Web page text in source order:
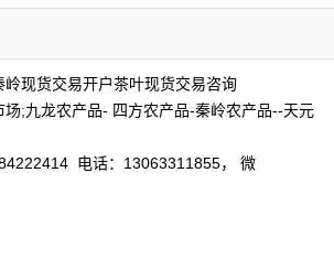
现货交易开户茶叶现货交易咨询
;九龙农产品- 四方农产品-秦岭农产品--天元
电话：13063311855， 微